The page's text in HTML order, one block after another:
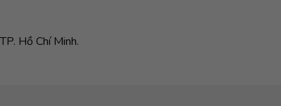
Hồ Chí Minh.